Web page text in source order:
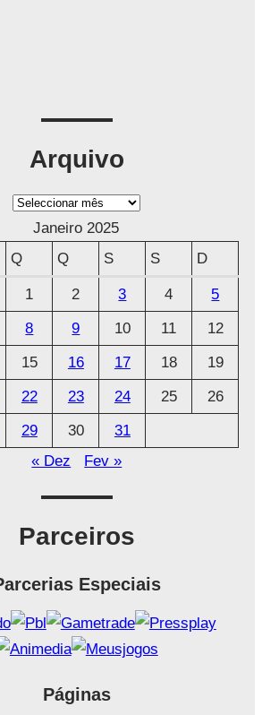
Arquivo
A
q
Janeiro 2025
Q Q S S D
1 2 3 4
5
8 9 10 11
12
15 16 17 18
19
22 23 24 25
26
29 30
31
« Dez
Fev »
Parceiros
Especiais
Páginas